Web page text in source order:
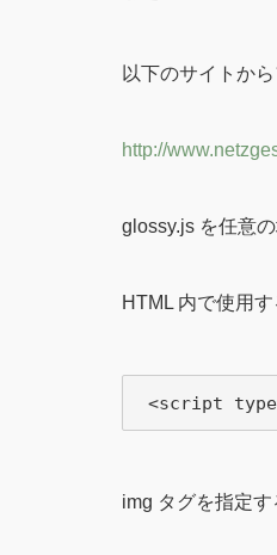
以下のサイトか
http://
glossy.js を任意
HTML 内で使用
img タグを指定